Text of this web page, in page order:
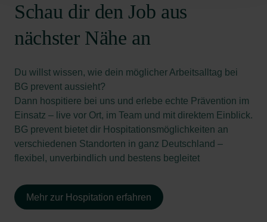
Schau dir den Job aus
nächster Nähe an
Du willst wissen, wie dein möglicher Arbeitsalltag bei
BG prevent aussieht?
Dann hospitiere bei uns und erlebe echte Prävention im
Einsatz – live vor Ort, im Team und mit direktem Einblick.
BG prevent bietet dir Hospitationsmöglichkeiten an
verschiedenen Standorten in ganz Deutschland –
flexibel, unverbindlich und bestens begleitet
Mehr zur Hospitation erfahren